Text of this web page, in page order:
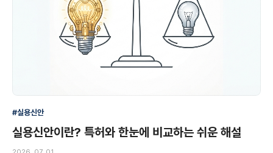
#실용신안
실용신안이란? 특허와 한눈에 비교하는 쉬운 해설